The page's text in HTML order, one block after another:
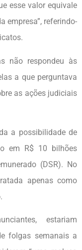
esse valor equivale
empresa”, referindo-
não respondeu às
a que perguntava
as ações judiciais
a possibilidade de
em R$ 10 bilhões
(DSR). No
apenas como
estariam
folgas semanais a